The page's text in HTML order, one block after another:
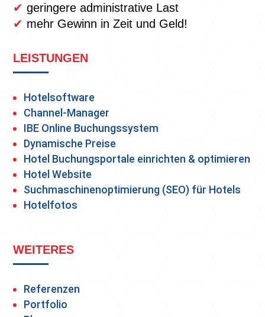
✔ geringere administrative Last
✔ mehr Gewinn in Zeit und Geld!
LEISTUNGEN
Hotelsoftware
Channel-Manager
IBE Online Buchungssystem
Dynamische Preise
Hotel Buchungsportale einrichten & optimieren
Hotel Website
Suchmaschinenoptimierung (SEO) für Hotels
Hotelfotos
WEITERES
Referenzen
Portfolio